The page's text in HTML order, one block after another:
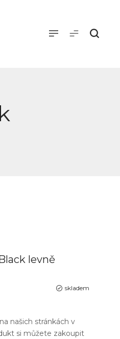
levně
skladem
našich stránkách v
si můžete zakoupit